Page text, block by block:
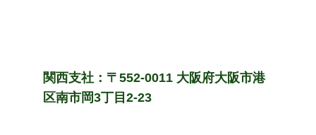
関西支社：〒552-0011 大阪府大阪市港
区南市岡3丁目2-23